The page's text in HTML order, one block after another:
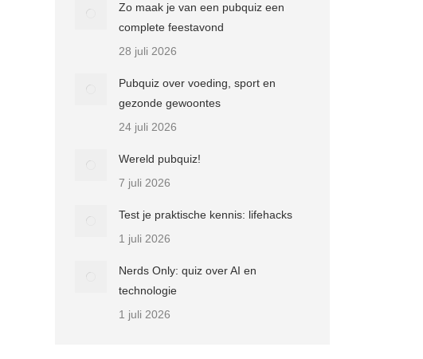
Zo maak je van een pubquiz een
complete feestavond
28 juli 2026
Pubquiz over voeding, sport en
gezonde gewoontes
24 juli 2026
Wereld pubquiz!
7 juli 2026
Test je praktische kennis: lifehacks
1 juli 2026
Nerds Only: quiz over AI en
technologie
1 juli 2026